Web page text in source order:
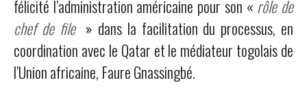
félicité l’administration américaine pour son « rôle de
chef de file » dans la facilitation du processus, en
coordination avec le Qatar et le médiateur togolais de
l’Union africaine, Faure Gnassingbé.